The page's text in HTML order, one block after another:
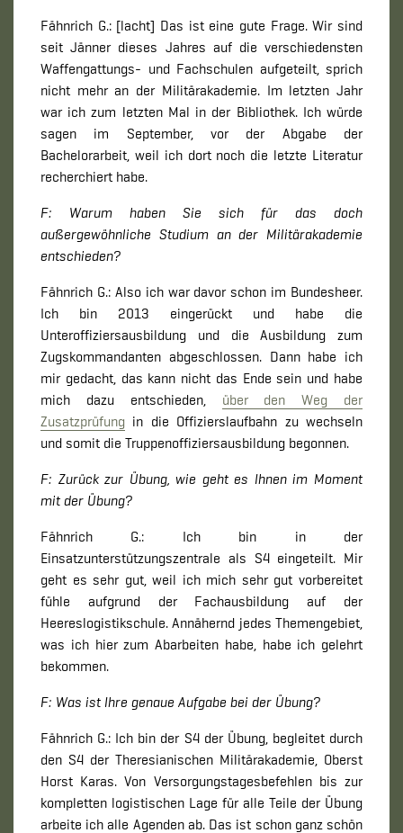
Fähnrich G.: [lacht] Das ist eine gute Frage. Wir sind
seit Jänner dieses Jahres auf die verschiedensten
Waffengattungs- und Fachschulen aufgeteilt, sprich
nicht mehr an der Militärakademie. Im letzten Jahr
war ich zum letzten Mal in der Bibliothek. Ich würde
sagen im September, vor der Abgabe der
Bachelorarbeit, weil ich dort noch die letzte Literatur
recherchiert habe.
F: Warum haben Sie sich für das doch
außergewöhnliche Studium an der Militärakademie
entschieden?
Fähnrich G.: Also ich war davor schon im Bundesheer.
Ich bin 2013 eingerückt und habe die
Unteroffiziersausbildung und die Ausbildung zum
Zugskommandanten abgeschlossen. Dann habe ich
mir gedacht, das kann nicht das Ende sein und habe
mich dazu entschieden, über den Weg der
Zusatzprüfung in die Offizierslaufbahn zu wechseln
und somit die Truppenoffiziersausbildung begonnen.
F: Zurück zur Übung, wie geht es Ihnen im Moment
mit der Übung?
Fähnrich G.: Ich bin in der
Einsatzunterstützungszentrale als S4 eingeteilt. Mir
geht es sehr gut, weil ich mich sehr gut vorbereitet
fühle aufgrund der Fachausbildung auf der
Heereslogistikschule. Annähernd jedes Themengebiet,
was ich hier zum Abarbeiten habe, habe ich gelehrt
bekommen.
F: Was ist Ihre genaue Aufgabe bei der Übung?
Fähnrich G.: Ich bin der S4 der Übung, begleitet durch
den S4 der Theresianischen Militärakademie, Oberst
Horst Karas. Von Versorgungstagesbefehlen bis zur
kompletten logistischen Lage für alle Teile der Übung
arbeite ich alle Agenden ab. Das ist schon ganz schön